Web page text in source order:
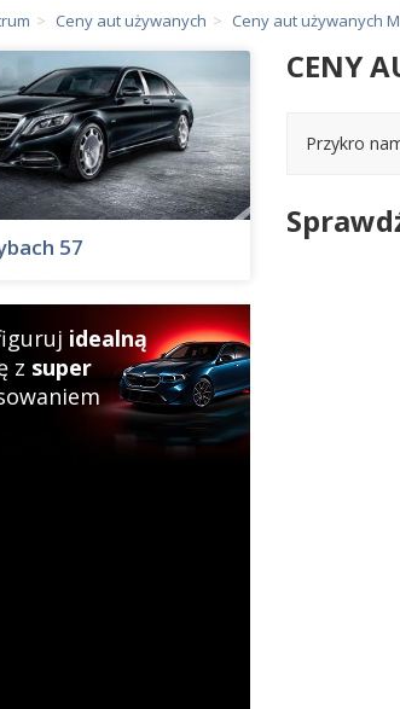
Ceny aut używanych Ceny aut używanych
CENY
Przykro
57
idealną
z super